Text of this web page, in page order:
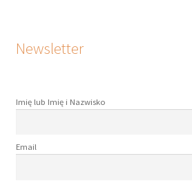
Newsletter
Imię lub Imię i Nazwisko
Email